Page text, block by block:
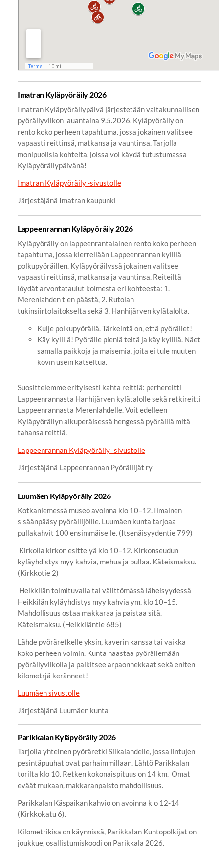
Imatran Kyläpyöräily 2026
Imatran Kyläpyöräilypäivä järjestetään valtakunnallisen
pyöräilyviikon lauantaina 9.5.2026. Kyläpyöräily on
rento koko perheen tapahtuma, jossa jokainen valitsee
vapaasti reittinsä, matkansa ja vauhtinsa.Tarjolla
monipuolisia kohteita, joissa voi käydä tutustumassa
Kyläpyöräilypäivänä!
Imatran Kyläpyöräily -sivustolle
Järjestäjänä Imatran kaupunki
Lappeenrannan Kyläpyöräily 2026
Kyläpyöräily on lappeenrantalainen rento koko perheen
tapahtuma, jossa kierrellään Lappeenrannan kylillä
polkupyöräillen. Kyläpyöräilyssä jokainen valitsee
vapaasti reittinsä, matkansa ja vauhtinsa. Reiteiltä
löydät arvontataulut kolmesta eri kohteesta: 1.
Merenlahden tien päästä, 2. Rutolan
tukinsiirtolaitokselta sekä 3. Hanhijärven kylätalolta.
Kulje polkupyörällä. Tärkeintä on, että pyöräilet!
Käy kylillä! Pyöräile pieniä teitä ja käy kylillä. Näet
samalla paikkoja ja maisemia, joita ei tule muuten
kovin usein katseltua.
Suosittelemme erityisesti kahta reittiä: perhereitti
Lappeenrannasta Hanhijärven kylätalolle sekä retkireitti
Lappeenrannasta Merenlahdelle. Voit edelleen
Kyläpyöräilyn alkuperäisessä hengessä pyöräillä mitä
tahansa reittiä.
Lappeenrannan Kyläpyöräily -sivustolle
Järjestäjänä Lappeenrannan Pyöräilijät ry
Luumäen Kyläpyöräily 2026
Kotkaniemessä museo avoinna klo 10–12. Ilmainen
sisäänpääsy pyöräilijöille. Luumäen kunta tarjoaa
pullakahvit 100 ensimmäiselle. (Itsenäisyydentie 799)
Kirkolla kirkon esittelyä klo 10–12. Kirkonseudun
kyläyhdistys myy kahvia, mehua ja pullaa. Käteismaksu.
(Kirkkotie 2)
Heikkilän toimituvalla tai välittömässä läheisyydessä
Heikkilän kyläyhdistys myy kahvia ym. klo 10–15.
Mahdollisuus ostaa makkaraa ja paistaa sitä.
Käteismaksu. (Heikkiläntie 685)
Lähde pyöräretkelle yksin, kaverin kanssa tai vaikka
koko perheen voimin. Kunta haastaa pyöräilemään
pyöräilyviikolla ja palkitsee arpaonnekkaat sekä eniten
kilometrjä keränneet!
Luumäen sivustolle
Järjestäjänä Luumäen kunta
Parikkalan Kyläpyöräily 2026
Tarjolla yhteinen pyöräretki Siikalahdelle, jossa lintujen
pesintäpuuhat ovat parhaimmillaan. Lähtö Parikkalan
torilta klo 10. Retken kokonaispituus on 14 km. Omat
eväät mukaan, makkaranpaisto mahdollisuus.
Parikkalan Käspaikan kahvio on avoinna klo 12-14
(Kirkkokatu 6).
Kilometrikisa on käynnissä, Parikkalan Kuntopolkijat on
joukkue, osallistumiskoodi on Parikkala 2026.